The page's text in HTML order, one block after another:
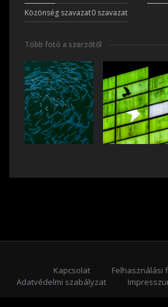
Közönség szavazat0 szavazat
Több fotó a szerzőtől
Kapcsolat
Felhasználási
Adatvédelmi szabályzat